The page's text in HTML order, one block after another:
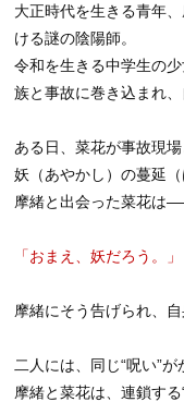
大正時代を生きる青年
ける謎の陰陽師。
令和を生きる中学生の
族と事故に巻き込まれ
ある日、菜花が事故現
妖（あやかし）の蔓延
摩緒と出会った菜花は
「おまえ、妖だろう。」
摩緒にそう告げられ、
二人には、同じ“呪い”
摩緒と菜花は、連鎖する